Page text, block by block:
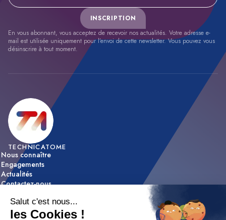
INSCRIPTION
En vous abonnant, vous acceptez de recevoir nos actualités. Votre adresse e-
mail est utilisée uniquement pour l’envoi de cette newsletter. Vous pouvez vous
désinscrire à tout moment.
TECHNICATOME
Nous connaître
Engagements
Actualités
Contactez-nous
Expertise & innovation
Réalisations
NOUS REJOINDRE